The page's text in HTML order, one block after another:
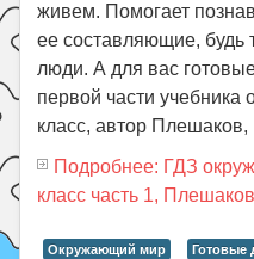
живем. Помогает
ее составляющие,
люди. А для вас
первой части
класс, автор
Подробнее: ГДЗ
класс часть 1,
Окружающий мир Готовые